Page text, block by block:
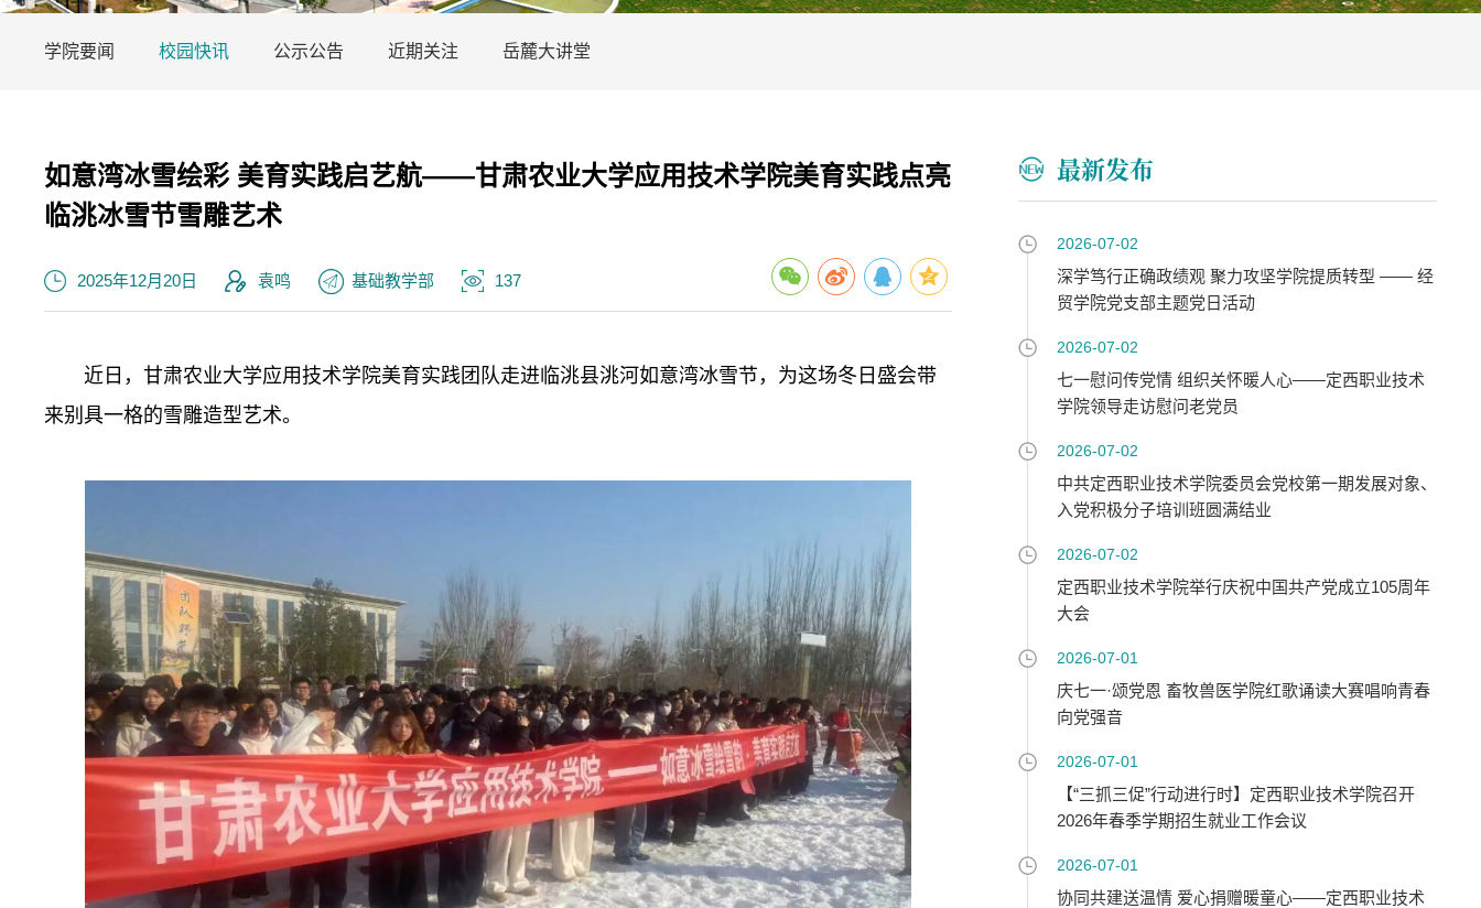
学院要闻 校园快讯 公示公告 近期关注 岳麓大讲堂
如意湾冰雪绘彩 美育实践启艺航——甘肃农业大学应用技术学院美育实践点亮
临洮冰雪节雪雕艺术
2025年12月20日 袁鸣 基础教学部 137
近日，甘肃农业大学应用技术学院美育实践团队走进临洮县洮河如意湾冰雪节，为这场冬日盛会带
来别具一格的雪雕造型艺术。
最新发布
2026-07-02
深学笃行正确政绩观 聚力攻坚学院提质转型 —— 经
贸学院党支部主题党日活动
2026-07-02
七一慰问传党情 组织关怀暖人心——定西职业技术
学院领导走访慰问老党员
2026-07-02
中共定西职业技术学院委员会党校第一期发展对象、
入党积极分子培训班圆满结业
2026-07-02
定西职业技术学院举行庆祝中国共产党成立105周年
大会
2026-07-01
庆七一·颂党恩 畜牧兽医学院红歌诵读大赛唱响青春
向党强音
2026-07-01
【“三抓三促”行动进行时】定西职业技术学院召开
2026年春季学期招生就业工作会议
2026-07-01
协同共建送温情 爱心捐赠暖童心——定西职业技术